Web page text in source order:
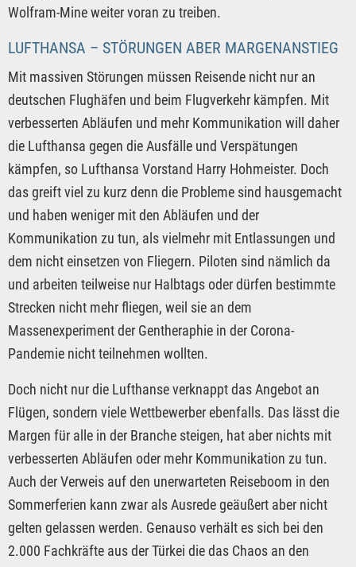
Wolfram-Mine weiter voran zu treiben.
LUFTHANSA – STÖRUNGEN ABER MARGENANSTIEG
Mit massiven Störungen müssen Reisende nicht nur an
deutschen Flughäfen und beim Flugverkehr kämpfen. Mit
verbesserten Abläufen und mehr Kommunikation will daher
die Lufthansa gegen die Ausfälle und Verspätungen
kämpfen, so Lufthansa Vorstand Harry Hohmeister. Doch
das greift viel zu kurz denn die Probleme sind hausgemacht
und haben weniger mit den Abläufen und der
Kommunikation zu tun, als vielmehr mit Entlassungen und
dem nicht einsetzen von Fliegern. Piloten sind nämlich da
und arbeiten teilweise nur Halbtags oder dürfen bestimmte
Strecken nicht mehr fliegen, weil sie an dem
Massenexperiment der Gentheraphie in der Corona-
Pandemie nicht teilnehmen wollten.
Doch nicht nur die Lufthanse verknappt das Angebot an
Flügen, sondern viele Wettbewerber ebenfalls. Das lässt die
Margen für alle in der Branche steigen, hat aber nichts mit
verbesserten Abläufen oder mehr Kommunikation zu tun.
Auch der Verweis auf den unerwarteten Reiseboom in den
Sommerferien kann zwar als Ausrede geäußert aber nicht
gelten gelassen werden. Genauso verhält es sich bei den
2.000 Fachkräfte aus der Türkei die das Chaos an den